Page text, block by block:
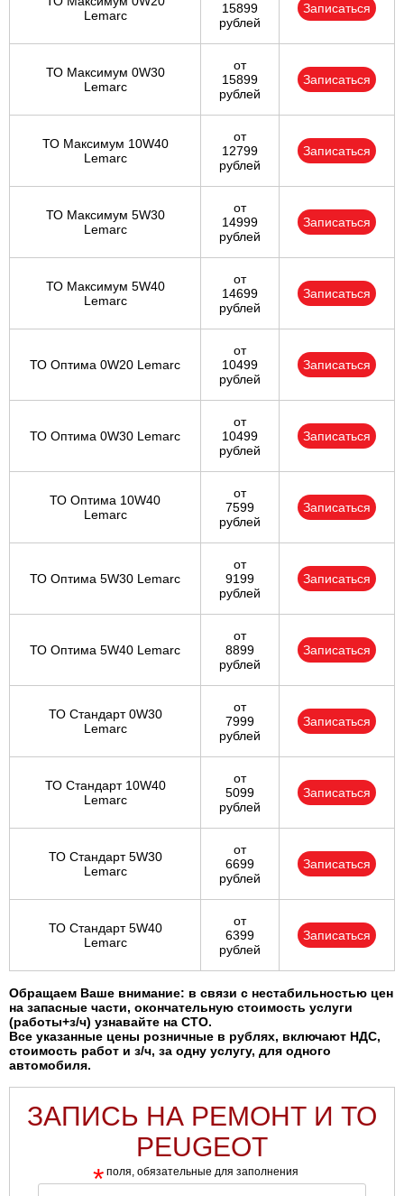
Lemarc
15899
рублей
Записаться
ТО Максимум 0W30
Lemarc
от
15899
рублей
Записаться
ТО Максимум 10W40
Lemarc
от
12799
рублей
Записаться
ТО Максимум 5W30
Lemarc
от
14999
рублей
Записаться
ТО Максимум 5W40
Lemarc
от
14699
рублей
Записаться
ТО Оптима 0W20 Lemarc
от
10499
рублей
Записаться
ТО Оптима 0W30 Lemarc
от
10499
рублей
Записаться
ТО Оптима 10W40
Lemarc
от
7599
рублей
Записаться
ТО Оптима 5W30 Lemarc
от
9199
рублей
Записаться
ТО Оптима 5W40 Lemarc
от
8899
рублей
Записаться
ТО Стандарт 0W30
Lemarc
от
7999
рублей
Записаться
ТО Стандарт 10W40
Lemarc
от
5099
рублей
Записаться
ТО Стандарт 5W30
Lemarc
от
6699
рублей
Записаться
ТО Стандарт 5W40
Lemarc
от
6399
рублей
Записаться
Обращаем Ваше внимание: в связи с нестабильностью цен
на запасные части, окончательную стоимость услуги
(работы+з/ч) узнавайте на СТО.
Все указанные цены розничные в рублях, включают НДС,
стоимость работ и з/ч, за одну услугу, для одного
автомобиля.
ЗАПИСЬ НА РЕМОНТ И ТО
PEUGEOT
* поля, обязательные для заполнения